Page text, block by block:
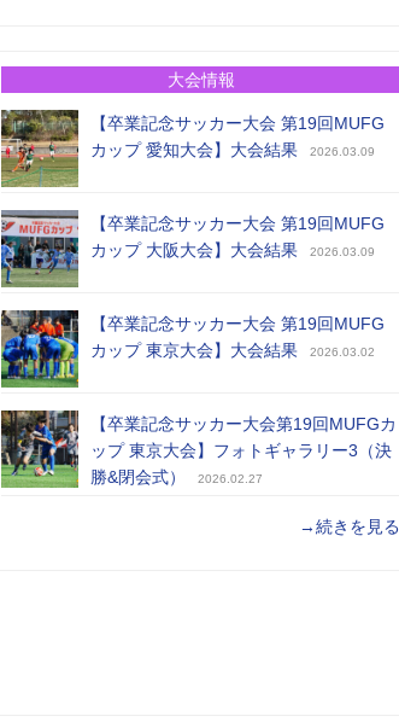
大会情報
【卒業記念サッカー大会 第19回MUFG
カップ 愛知大会】大会結果
2026.03.09
【卒業記念サッカー大会 第19回MUFG
カップ 大阪大会】大会結果
2026.03.09
【卒業記念サッカー大会 第19回MUFG
カップ 東京大会】大会結果
2026.03.02
【卒業記念サッカー大会第19回MUFGカ
ップ 東京大会】フォトギャラリー3（決
勝&閉会式）
2026.02.27
→続きを見る